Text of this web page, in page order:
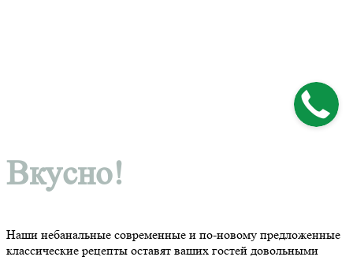
Вкусно!
Наши небанальные современные и по-новому предложенные
классические рецепты оставят ваших гостей довольными